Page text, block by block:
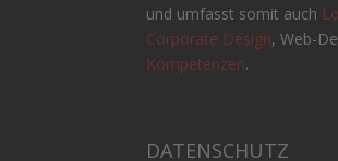
und umfasst somit auch
Corporate Design, Web-
Kompetenzen.
DATENSCHUTZ